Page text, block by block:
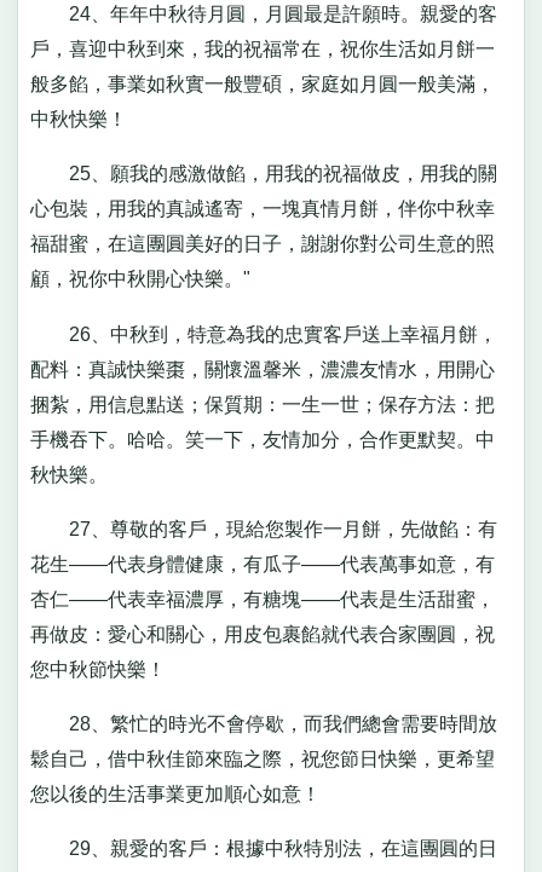
24、年年中秋待月圓，月圓最是許願時。親愛的客
戶，喜迎中秋到來，我的祝福常在，祝你生活如月餅一
般多餡，事業如秋實一般豐碩，家庭如月圓一般美滿，
中秋快樂！
25、願我的感激做餡，用我的祝福做皮，用我的關
心包裝，用我的真誠遙寄，一塊真情月餅，伴你中秋幸
福甜蜜，在這團圓美好的日子，謝謝你對公司生意的照
顧，祝你中秋開心快樂。"
26、中秋到，特意為我的忠實客戶送上幸福月餅，
配料：真誠快樂棗，關懷溫馨米，濃濃友情水，用開心
捆紮，用信息點送；保質期：一生一世；保存方法：把
手機吞下。哈哈。笑一下，友情加分，合作更默契。中
秋快樂。
27、尊敬的客戶，現給您製作一月餅，先做餡：有
花生——代表身體健康，有瓜子——代表萬事如意，有
杏仁——代表幸福濃厚，有糖塊——代表是生活甜蜜，
再做皮：愛心和關心，用皮包裹餡就代表合家團圓，祝
您中秋節快樂！
28、繁忙的時光不會停歇，而我們總會需要時間放
鬆自己，借中秋佳節來臨之際，祝您節日快樂，更希望
您以後的生活事業更加順心如意！
29、親愛的客戶：根據中秋特別法，在這團圓的日